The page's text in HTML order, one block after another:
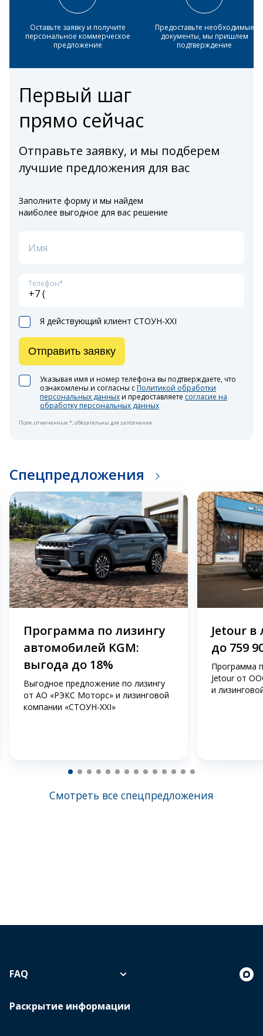
Оставьте заявку и получите
персональное коммерческое
предложение
Предоставьте необходимые
документы, мы пришлем
подтверждение
Первый шаг
прямо сейчас
Отправьте заявку, и мы подберем
лучшие предложения для вас
Заполните форму и мы найдем
наиболее выгодное для вас решение
Имя
Телефон*
Я действующий клиент СТОУН-XXI
Указывая имя и номер телефона вы подтверждаете, что
ознакомлены и согласны с Политикой обработки
персональных данныхи предоставляете согласие на
обработку персональных данных
Отправить заявку
Поля, отмеченные *, обязательны для заполнения
Спецпредложения
Программа по лизингу
автомобилей KGM:
выгода до 18%
Выгодное предложение по лизингу
от АО «РЭКС Моторс» и лизинговой
компании «СТОУН-ХХI»
Jetour в
до 759
Программа
Jetour от
и
Смотреть все спецпредложения
FAQ
Раскрытие информации